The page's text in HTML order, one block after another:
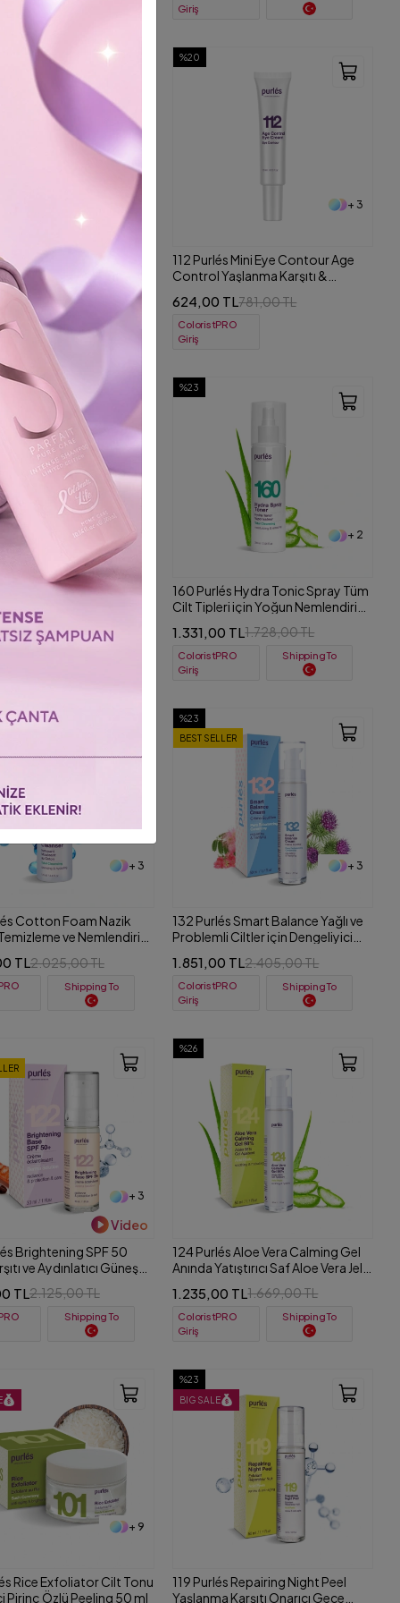
Giriş
+ 4
Goddess Cream Olgun
Sıkılaştırıcı Krem 50 ml
TL2.388,00 TL
Shipping To
%20
+ 3
112 Purlés Mini Eye Contour Age
Control Yaşlanma Karşıtı &
624,00 TL781,00 TL
ColoristPRO
Giriş
Peptide Rich Yaşlanma
Krem 50 ml
TL3.136,00 TL
%23
+ 2
160 Purlés Hydra Tonic Spray Tüm
Cilt Tipleri için Yoğun Nemlendirici
1.331,00 TL1.728,00 TL
ColoristPRO
Giriş
Shipping To
+ 3
Cotton Foam Nazik
ve Nemlendirici
TL2.025,00 TL
Shipping To
%23
BEST SELLER
+ 3
132 Purlés Smart Balance Yağlı ve
Problemli Ciltler için Dengeliyici
1.851,00 TL2.405,00 TL
ColoristPRO
Giriş
Shipping To
+ 3
Video
Brightening SPF 50
ve Aydınlatıcı Güneş
TL 2.125,00 TL
Shipping To
%26
124 Purlés Aloe Vera Calming Gel
Anında Yatıştırıcı Saf Aloe Vera Jel
1.235,00 TL1.669,00 TL
ColoristPRO
Giriş
Shipping To
+ 9
Rice Exfoliator Cilt Tonu
Pirinç Özlü Peeling 50 ml
%23
BIG SALE
119 Purlés Repairing Night Peel
Yaşlanma Karşıtı Onarıcı Gece